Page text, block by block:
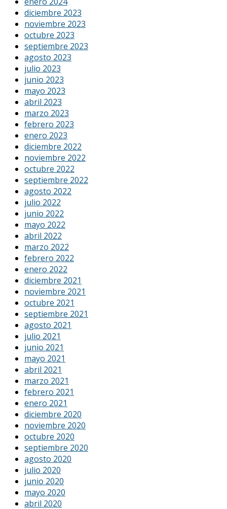
diciembre 2023
noviembre 2023
octubre 2023
septiembre 2023
agosto 2023
julio 2023
junio 2023
mayo 2023
abril 2023
marzo 2023
febrero 2023
enero 2023
diciembre 2022
noviembre 2022
octubre 2022
septiembre 2022
agosto 2022
julio 2022
junio 2022
mayo 2022
abril 2022
marzo 2022
febrero 2022
enero 2022
diciembre 2021
noviembre 2021
octubre 2021
septiembre 2021
agosto 2021
julio 2021
junio 2021
mayo 2021
abril 2021
marzo 2021
febrero 2021
enero 2021
diciembre 2020
noviembre 2020
octubre 2020
septiembre 2020
agosto 2020
julio 2020
junio 2020
mayo 2020
abril 2020